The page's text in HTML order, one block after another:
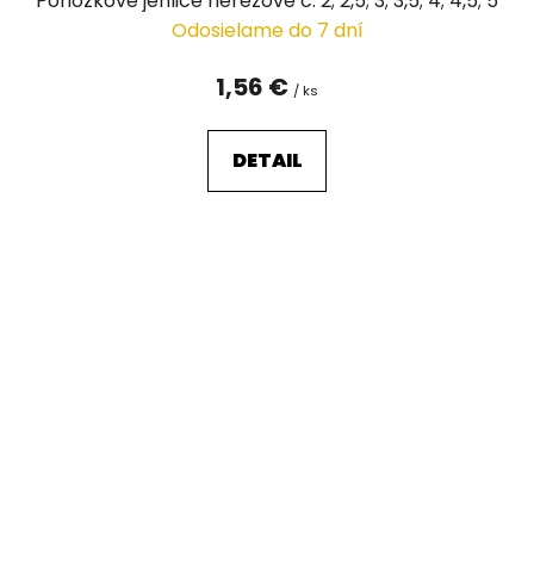
Odosielame do 7 dní
1,56 € / ks
DETAIL